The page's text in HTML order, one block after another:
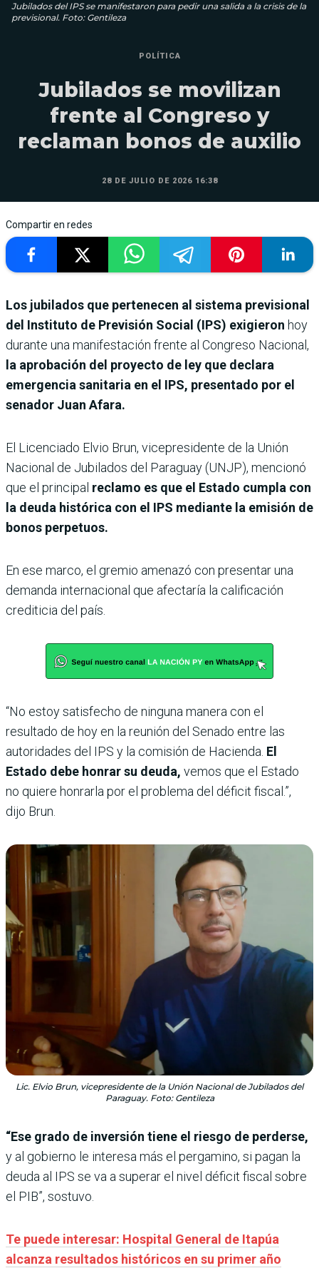
Jubilados del IPS se manifestaron para pedir una salida a la crisis de la
previsional. Foto: Gentileza
POLÍTICA
Jubilados se movilizan
frente al Congreso y
reclaman bonos de auxilio
28 DE JULIO DE 2026 16:38
Compartir en redes
Los jubilados que pertenecen al sistema previsional
del Instituto de Previsión Social (IPS) exigieron hoy
durante una manifestación frente al Congreso Nacional,
la aprobación del proyecto de ley que declara
emergencia sanitaria en el IPS, presentado por el
senador Juan Afara.
El Licenciado Elvio Brun, vicepresidente de la Unión
Nacional de Jubilados del Paraguay (UNJP), mencionó
que el principal reclamo es que el Estado cumpla con
la deuda histórica con el IPS mediante la emisión de
bonos perpetuos.
En ese marco, el gremio amenazó con presentar una
demanda internacional que afectaría la calificación
crediticia del país.
“No estoy satisfecho de ninguna manera con el
resultado de hoy en la reunión del Senado entre las
autoridades del IPS y la comisión de Hacienda. El
Estado debe honrar su deuda, vemos que el Estado
no quiere honrarla por el problema del déficit fiscal.”,
dijo Brun.
Lic. Elvio Brun, vicepresidente de la Unión Nacional de Jubilados del
Paraguay. Foto: Gentileza
“Ese grado de inversión tiene el riesgo de perderse,
y al gobierno le interesa más el pergamino, si pagan la
deuda al IPS se va a superar el nivel déficit fiscal sobre
el PIB”, sostuvo.
Te puede interesar: Hospital General de Itapúa
alcanza resultados históricos en su primer año